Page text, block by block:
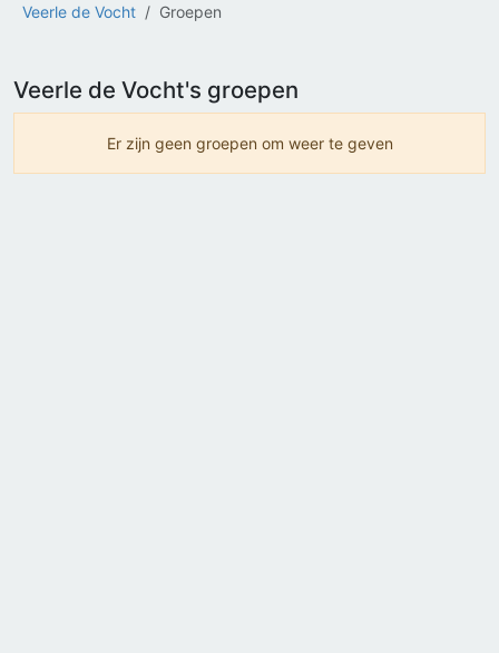
Veerle de Vocht Groepen
Veerle de Vocht's groepen
Er zijn geen groepen om weer te geven